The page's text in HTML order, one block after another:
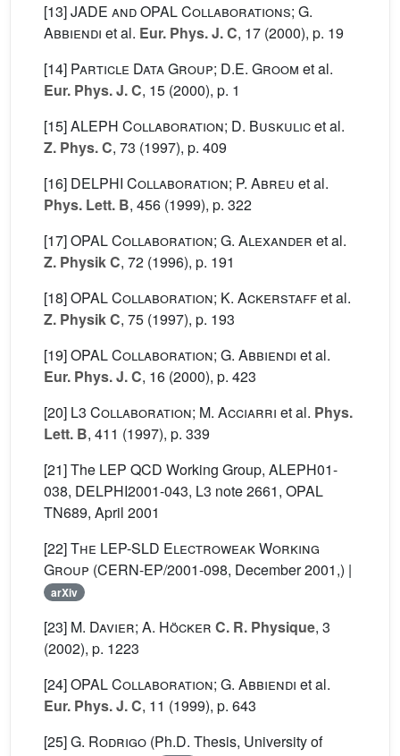
[13]JADE and OPAL Collaborations; G.
Abbiendi et al. Eur. Phys. J. C, 17 (2000), p. 19
[14] Particle Data Group; D.E. Groom et al.
Eur. Phys. J. C, 15 (2000), p. 1
[15]ALEPH Collaboration; D. Buskulicet al.
Z. Phys. C, 73 (1997), p. 409
[16] DELPHI Collaboration; P. Abreu et al.
Phys. Lett. B, 456 (1999), p. 322
[17]OPAL Collaboration; G. Alexander et al.
Z. Physik C, 72 (1996), p. 191
[18]OPAL Collaboration; K. Ackerstaffet al.
Z. Physik C, 75 (1997), p. 193
[19]OPAL Collaboration; G. Abbiendi et al.
Eur. Phys. J. C, 16 (2000), p. 423
[20] L3 Collaboration; M. Acciarri et al. Phys.
Lett. B, 411 (1997), p. 339
[21] The LEP QCD Working Group, ALEPH01-
038, DELPHI2001-043, L3 note 2661, OPAL
TN689, April 2001
[22]The LEP-SLD Electroweak Working
Group (CERN-EP/2001-098, December 2001,) |
arXiv
[23] M. Davier; A. Höcker C. R. Physique, 3
(2002), p. 1223
[24]OPAL Collaboration; G. Abbiendi et al.
Eur. Phys. J. C, 11 (1999), p. 643
[25]G. Rodrigo (Ph.D. Thesis, University of